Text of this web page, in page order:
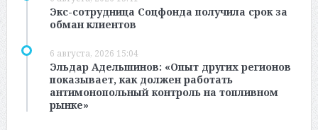
Экс-сотрудница Соцфонда получила срок за
обман клиентов
6 августа, 2026 15:04
Эльдар Адельшинов: «Опыт других регионов
показывает, как должен работать
антимонопольный контроль на топливном
рынке»